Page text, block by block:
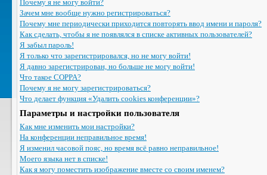
Почему я не могу войти?
Зачем мне вообще нужно регистрироваться?
Почему мне периодически приходится повторять ввод имени и пароля?
Как сделать, чтобы я не появлялся в списке активных пользователей?
Я забыл пароль!
Я только что зарегистрировался, но не могу войти!
Я давно зарегистрирован, но больше не могу войти!
Что такое COPPA?
Почему я не могу зарегистрироваться?
Что делает функция «Удалить cookies конференции»?
Параметры и настройки пользователя
Как мне изменить мои настройки?
На конференции неправильное время!
Я изменил часовой пояс, но время всё равно неправильное!
Моего языка нет в списке!
Как я могу поместить изображение вместе со своим именем?